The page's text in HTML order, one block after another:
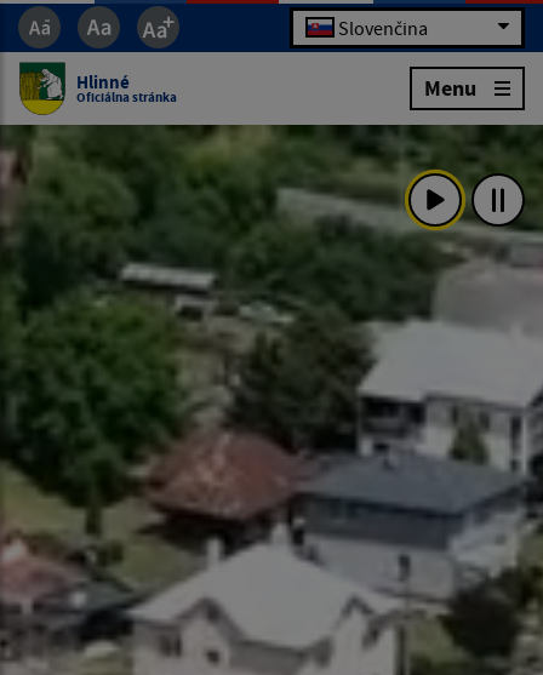
Slovenčina
Hlinné
Oficiálna stránka Menu